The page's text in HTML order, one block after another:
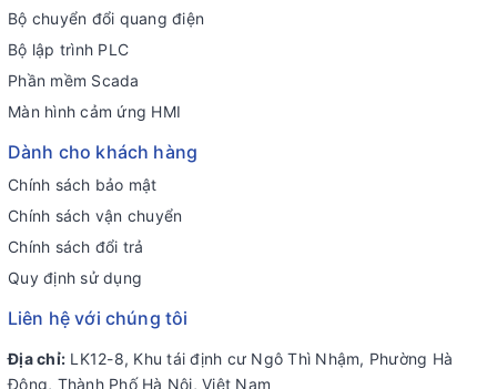
Bộ chuyển đổi quang điện
Bộ lập trình PLC
Phần mềm Scada
Màn hình cảm ứng HMI
Dành cho khách hàng
Chính sách bảo mật
Chính sách vận chuyển
Chính sách đổi trả
Quy định sử dụng
Liên hệ với chúng tôi
Địa chỉ: LK12-8, Khu tái định cư Ngô Thì Nhậm, Phường Hà
Đông, Thành Phố Hà Nội, Việt Nam